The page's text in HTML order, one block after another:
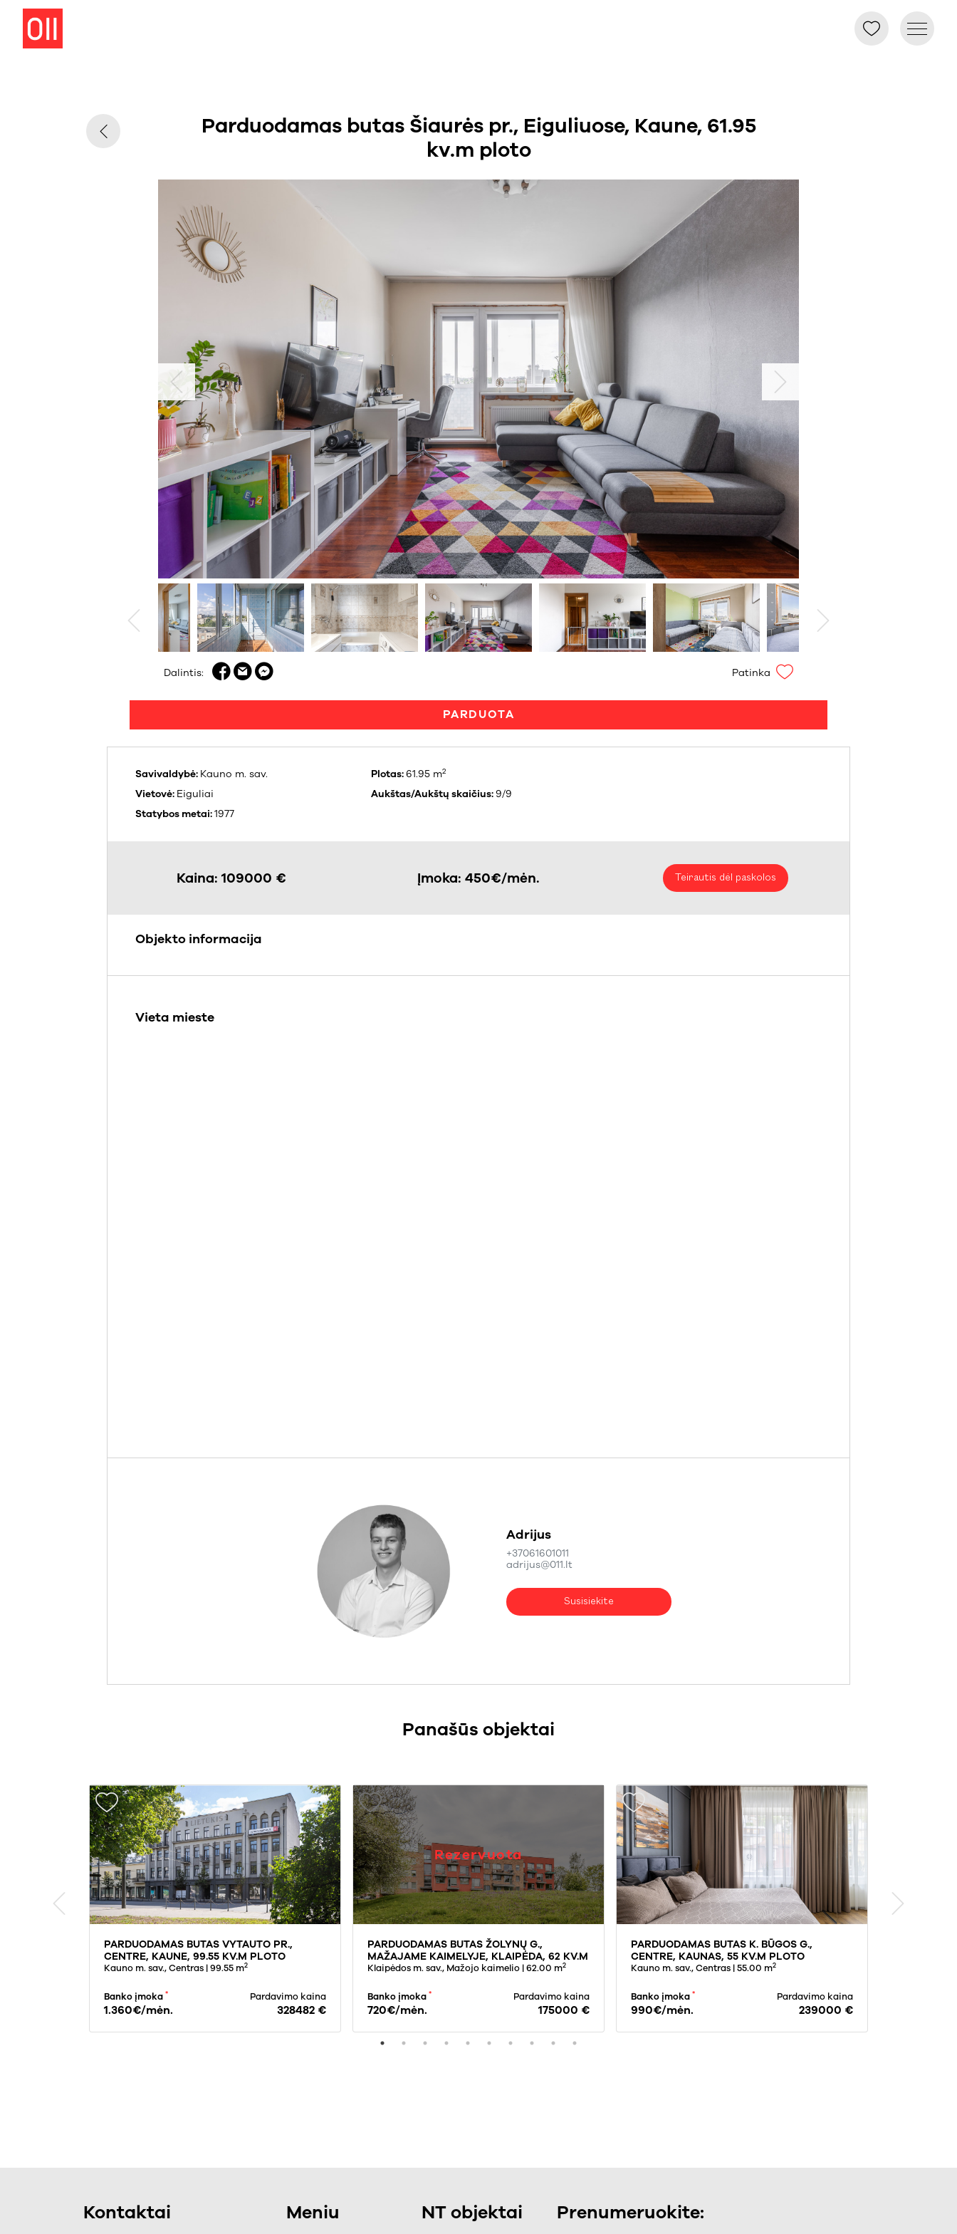
Parduodamas butas Šiaurės pr., Eiguliuose, Kaune, 61.95
kv.m ploto
Dalintis: Patinka
PARDUOTA
Savivaldybė: Kauno m. sav.
Vietovė: Eiguliai
Statybos metai:1977
Plotas:61.95 m2
Aukštas/Aukštų skaičius:9/9
Kaina: 109000 € Įmoka: 450€/mėn. Teirautis dėl paskolos
Objekto informacija
Vieta mieste
Adrijus
+37061601011
adrijus@011.lt
Susisiekite
Panašūs objektai
PARDUODAMAS BUTAS VYTAUTO PR.,
CENTRE, KAUNE, 99.55 KV.M PLOTO
Kauno m. sav., Centras | 99.55 m2
Banko įmoka *
1.360€/mėn.
Pardavimo kaina
328482 €
Rezervuota
PARDUODAMAS BUTAS ŽOLYNŲ G.,
MAŽAJAME KAIMELYJE, KLAIPĖDA, 62 KV.M
PLOTO
Klaipėdos m. sav., Mažojo kaimelio | 62.00 m2
Banko įmoka *
720€/mėn.
Pardavimo kaina
175000 €
PARDUODAMAS BUTAS K. BŪGOS G.,
CENTRE, KAUNAS, 55 KV.M PLOTO
Kauno m. sav., Centras | 55.00 m2
Banko įmoka *
990€/mėn.
Pardavimo kaina
239000 €
Kontaktai Meniu NT objektai Prenumeruokite: